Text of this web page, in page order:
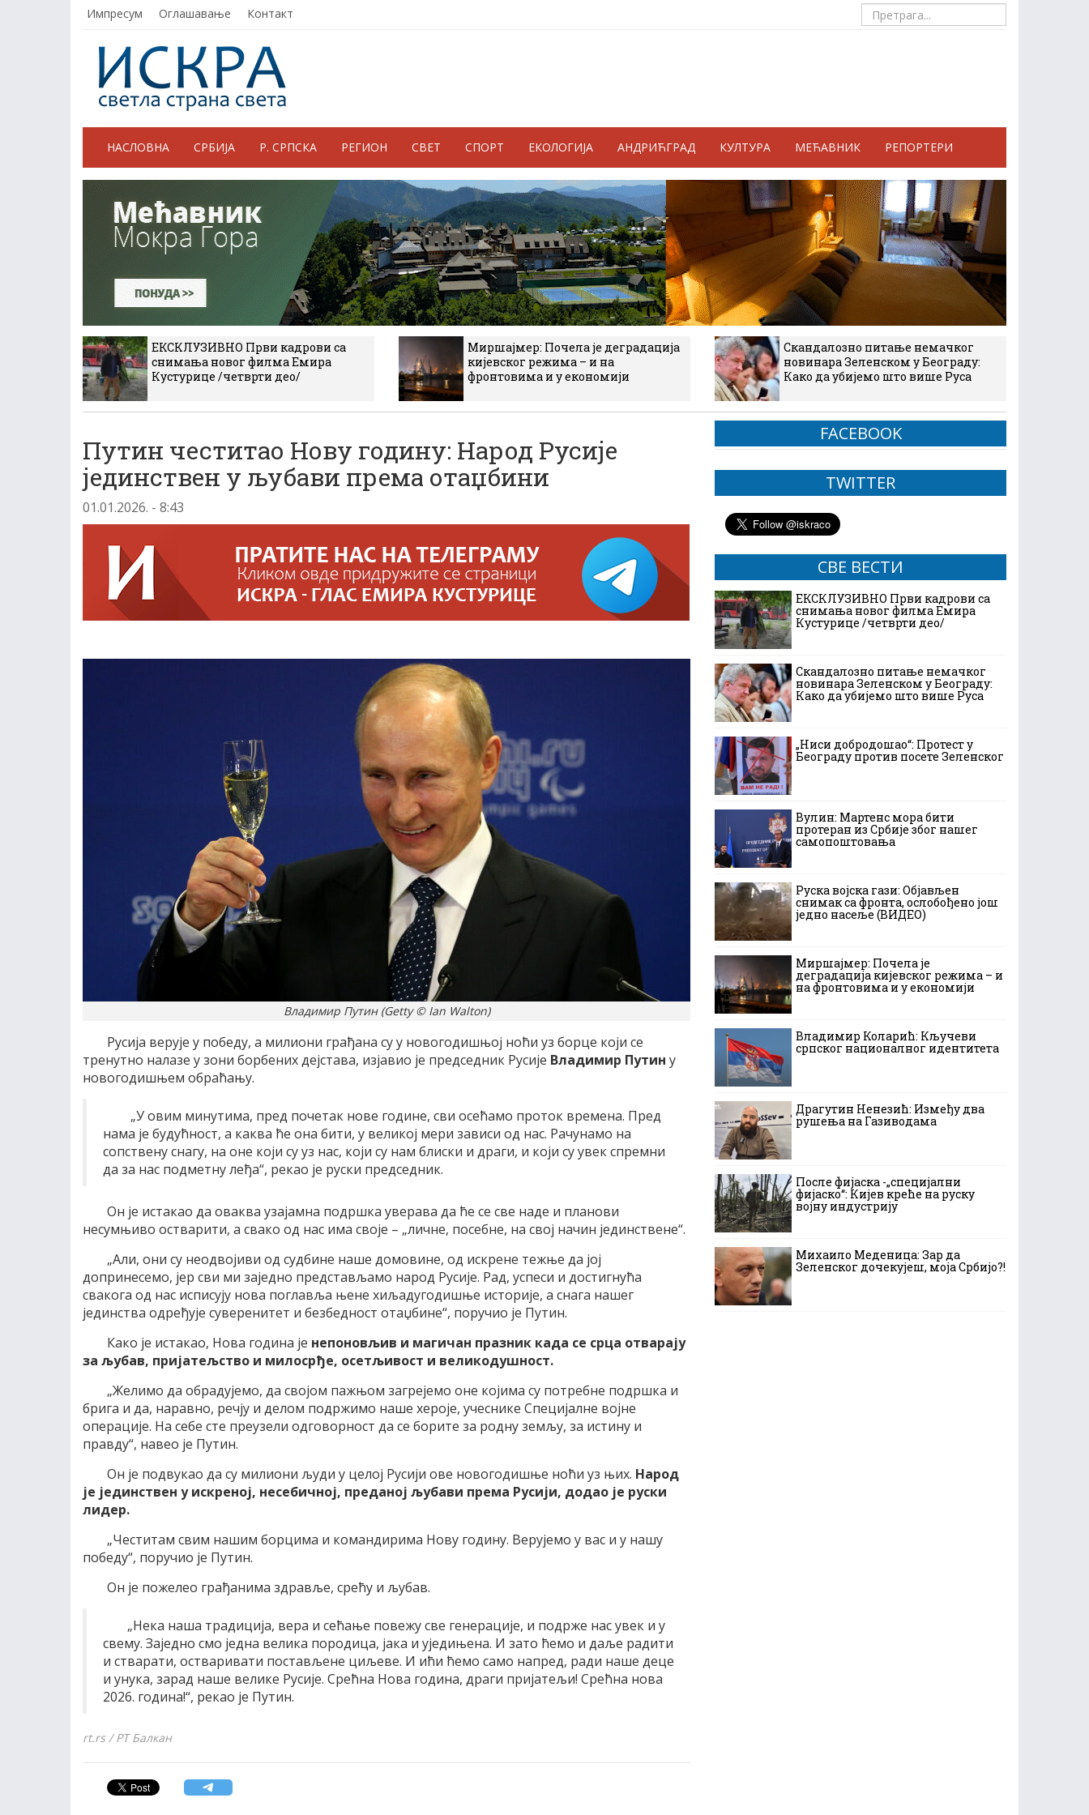
Импресум Оглашавање Контакт
НАСЛОВНА СРБИЈА Р. СРПСКА РЕГИОН СВЕТ СПОРТ ЕКОЛОГИЈА АНДРИЋГРАД КУЛТУРА МЕЋАВНИК РЕПОРТЕРИ
ЕКСКЛУЗИВНО Први кадрови са
снимања новог филма Емира
Кустурице /четврти део/
Миршајмер: Почела је деградација
кијевског режима – и на
фронтовима и у економији
Скандалозно питање немачког
новинара Зеленском у Београду:
Како да убијемо што више Руса
Путин честитао Нову годину: Народ Русије
јединствен у љубави према отаџбини
01.01.2026. - 8:43
Владимир Путин (Getty © Ian Walton)
Русија верује у победу, а милиони грађана су у новогодишњој ноћи уз борце који се
тренутно налазе у зони борбених дејстава, изјавио је председник Русије Владимир Путин у
новогодишњем обраћању.
„У овим минутима, пред почетак нове године, сви осећамо проток времена. Пред
нама је будућност, а каква ће она бити, у великој мери зависи од нас. Рачунамо на
сопствену снагу, на оне који су уз нас, који су нам блиски и драги, и који су увек спремни
да за нас подметну леђа“, рекао је руски председник.
Он је истакао да оваква узајамна подршка уверава да ће се све наде и планови
несумњиво остварити, а свако од нас има своје – „личне, посебне, на свој начин јединствене“.
„Али, они су неодвојиви од судбине наше домовине, од искрене тежње да јој
допринесемо, јер сви ми заједно представљамо народ Русије. Рад, успеси и достигнућа
свакога од нас исписују нова поглавља њене хиљадугодишње историје, а снага нашег
јединства одређује суверенитет и безбедност отаџбине“, поручио је Путин.
Како је истакао, Нова година је непоновљив и магичан празник када се срца отварају
за љубав, пријатељство и милосрђе, осетљивост и великодушност.
„Желимо да обрадујемо, да својом пажњом загрејемо оне којима су потребне подршка и
брига и да, наравно, речју и делом подржимо наше хероје, учеснике Специјалне војне
операције. На себе сте преузели одговорност да се борите за родну земљу, за истину и
правду“, навео је Путин.
Он је подвукао да су милиони људи у целој Русији ове новогодишње ноћи уз њих. Народ
је јединствен у искреној, несебичној, преданој љубави према Русији, додао је руски
лидер.
„Честитам свим нашим борцима и командирима Нову годину. Верујемо у вас и у нашу
победу“, поручио је Путин.
Он је пожелео грађанима здравље, срећу и љубав.
„Нека наша традиција, вера и сећање повежу све генерације, и подрже нас увек и у
свему. Заједно смо једна велика породица, јака и уједињена. И зато ћемо и даље радити
и стварати, остваривати постављене циљеве. И ићи ћемо само напред, ради наше деце
и унука, зарад наше велике Русије. Срећна Нова година, драги пријатељи! Срећна нова
2026. година!“, рекао је Путин.
rt.rs / РТ Балкан
FACEBOOK
TWITTER
СВЕ ВЕСТИ
ЕКСКЛУЗИВНО Први кадрови са
снимања новог филма Емира
Кустурице /четврти део/
Скандалозно питање немачког
новинара Зеленском у Београду:
Како да убијемо што више Руса
„Ниси добродошао“: Протест у
Београду против посете Зеленског
Вулин: Мартенс мора бити
протеран из Србије због нашег
самопоштовања
Руска војска гази: Објављен
снимак са фронта, ослобођено још
једно насеље (ВИДЕО)
Миршајмер: Почела је
деградација кијевског режима – и
на фронтовима и у економији
Владимир Коларић: Кључеви
српског националног идентитета
Драгутин Ненезић: Између два
рушења на Газиводама
После фијаска -„специјални
фијаско“: Кијев креће на руску
војну индустрију
Михаило Меденица: Зар да
Зеленског дочекујеш, моја Србијо?!